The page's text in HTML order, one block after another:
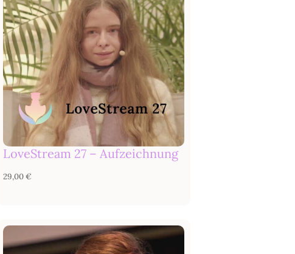
LoveStream 27 – Aufzeichnung
29,00€